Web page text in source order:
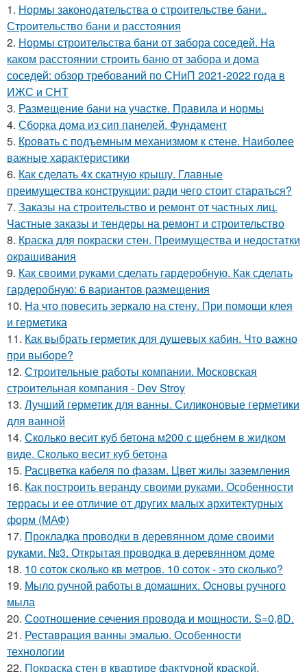
1. Нормы законодательства о строительстве бани..
Строительство бани и расстояния
2. Нормы строительства бани от забора соседей. На
каком расстоянии строить баню от забора и дома
соседей: обзор требований по СНиП 2021-2022 года в
ИЖС и СНТ
3. Размещение бани на участке. Правила и нормы
4. Сборка дома из сип панелей. Фундамент
5. Кровать с подъемным механизмом к стене. Наиболее
важные характеристики
6. Как сделать 4х скатную крышу. Главные
преимущества конструкции: ради чего стоит стараться?
7. Заказы на строительство и ремонт от частных лиц.
Частные заказы и тендеры на ремонт и строительство
8. Краска для покраски стен. Преимущества и недостатки
окрашивания
9. Как своими руками сделать гардеробную. Как сделать
гардеробную: 6 вариантов размещения
10. На что повесить зеркало на стену. При помощи клея
и герметика
11. Как выбрать герметик для душевых кабин. Что важно
при выборе?
12. Строительные работы компании. Московская
строительная компания - Dev Stroy
13. Лучший герметик для ванны. Силиконовые герметики
для ванной
14. Сколько весит куб бетона м200 с щебнем в жидком
виде. Сколько весит куб бетона
15. Расцветка кабеля по фазам. Цвет жилы заземления
16. Как построить веранду своими руками. Особенности
террасы и ее отличие от других малых архитектурных
форм (МАФ)
17. Прокладка проводки в деревянном доме своими
руками. №3. Открытая проводка в деревянном доме
18. 10 соток сколько кв метров. 10 соток - это сколько?
19. Мыло ручной работы в домашних. Основы ручного
мыла
20. Соотношение сечения провода и мощности. S=0,8D.
21. Реставрация ванны эмалью. Особенности
технологии
22. Покраска стен в квартире фактурной краской.